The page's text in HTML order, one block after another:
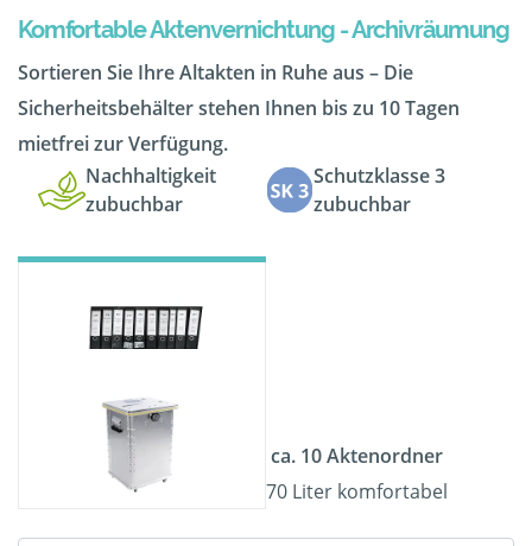
Komfortable Aktenvernichtung - Archivräumung
Sortieren Sie Ihre Altakten in Ruhe aus – Die
Sicherheitsbehälter stehen Ihnen bis zu 10 Tagen
mietfrei zur Verfügung.
Nachhaltigkeit
zubuchbar
Schutzklasse 3
zubuchbar
ca. 10 Aktenordner
70 Liter komfortabel